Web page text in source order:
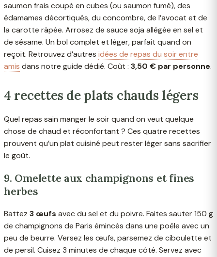
saumon frais coupé en cubes (ou saumon fumé), des
édamames décortiqués, du concombre, de l’avocat et de
la carotte râpée. Arrosez de sauce soja allégée en sel et
de sésame. Un bol complet et léger, parfait quand on
reçoit. Retrouvez d’autres idées de repas du soir entre
amis dans notre guide dédié. Coût : 3,50 € par personne.
4 recettes de plats chauds légers
Quel repas sain manger le soir quand on veut quelque
chose de chaud et réconfortant ? Ces quatre recettes
prouvent qu’un plat cuisiné peut rester léger sans sacrifier
le goût.
9. Omelette aux champignons et fines
herbes
Battez 3 œufs avec du sel et du poivre. Faites sauter 150 g
de champignons de Paris émincés dans une poêle avec un
peu de beurre. Versez les œufs, parsemez de ciboulette et
de persil. Cuisez 3 minutes de chaque côté. Servez avec